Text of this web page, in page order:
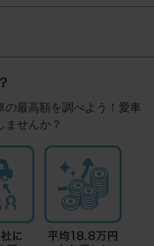
の最高額を調べよう！愛車
ませんか？